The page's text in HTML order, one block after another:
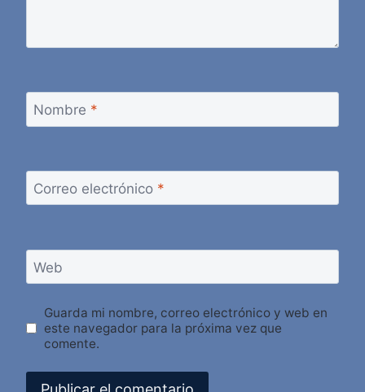
Nombre *
Correo electrónico *
Web
Guarda mi nombre, correo electrónico y web en
este navegador para la próxima vez que
comente.